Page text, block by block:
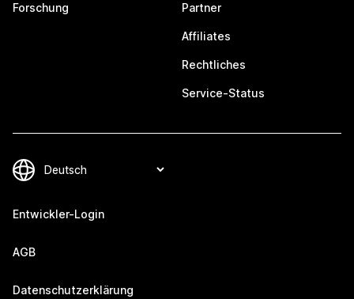
Forschung Partner
Affiliates
Rechtliches
Service-Status
Entwickler-Login
AGB
Datenschutzerklärung